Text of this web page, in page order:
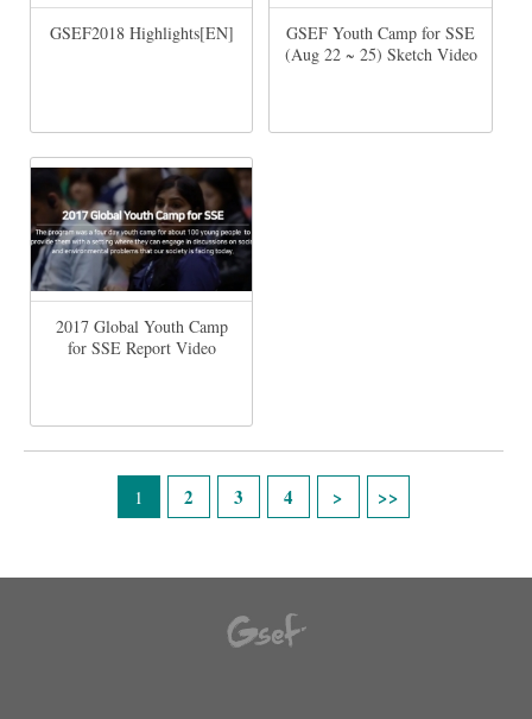
GSEF2018 Highlights[EN]
GSEF Youth Camp for SSE
(Aug 22 ~ 25) Sketch Video
2017 Global Youth Camp
for SSE Report Video
1 2 3 4